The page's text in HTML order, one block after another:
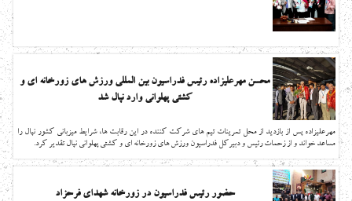
محسن مهرعلیزاده رئیس فدراسیون بین المللی ورزش های زورخانه ای و
کشتی پهلوانی وارد نپال شد
مهرعلیزاده پس از بازدید از محل تمرینات تیم های شرکت کننده در این رقابت ها، شرایط میزبانی کشور نپال را
مساعد خواند و از زحمات رئیس و دبیرکل فدراسیون ورزش های زورخانه ای و کشتی پهلوانی نپال تقدیر کرد.
حضور رئیس فدراسیون در زورخانه شهدای فرحزاد